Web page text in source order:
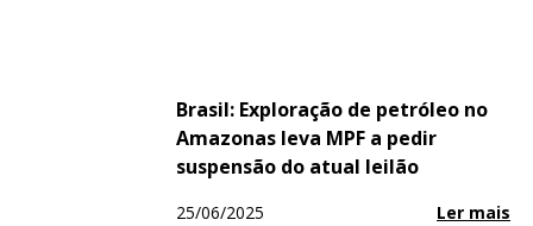
Brasil: Exploração de petróleo no
Amazonas leva MPF a pedir
suspensão do atual leilão
25/06/2025 Ler mais